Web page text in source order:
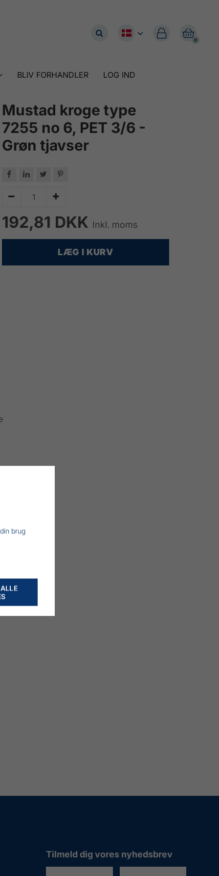

0

BLIV FORHANDLER LOG IND
Mustad kroge type
7255 no 6, PET 3/6 -
Grøn tjavser
   
 
192,81 DKK Inkl. moms
LÆG I KURV
Tilmeld dig vores nyhedsbrev
brug